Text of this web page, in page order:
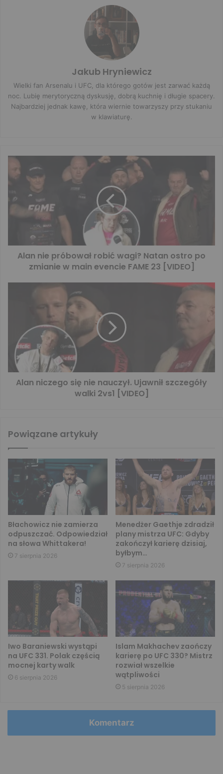
Jakub Hryniewicz
Wielki fan Arsenalu i UFC, dla którego gotów jest zarwać każdą
noc. Lubię merytoryczną dyskusję, dobrą kuchnię i długie spacery.
Najbardziej jednak kawę, która wiernie towarzyszy przy stukaniu
w klawiaturę.
Alan nie próbował robić wagi? Natan ostro po
zmianie w main evencie FAME 23 [VIDEO]
Alan niczego się nie nauczył. Ujawnił szczegóły
walki 2vs1 [VIDEO]
Powiązane artykuły
Błachowicz nie zamierza
odpuszczać. Odpowiedział
na słowa Whittakera!
7 sierpnia 2026
Menedżer Gaethje zdradził
plany mistrza UFC: Gdyby
zakończył karierę dzisiaj,
byłbym…
7 sierpnia 2026
Iwo Baraniewski wystąpi
na UFC 331. Polak częścią
mocnej karty walk
6 sierpnia 2026
Islam Makhachev zaończy
karierę po UFC 330? Mistrz
rozwiał wszelkie
wątpliwości
5 sierpnia 2026
Komentarz